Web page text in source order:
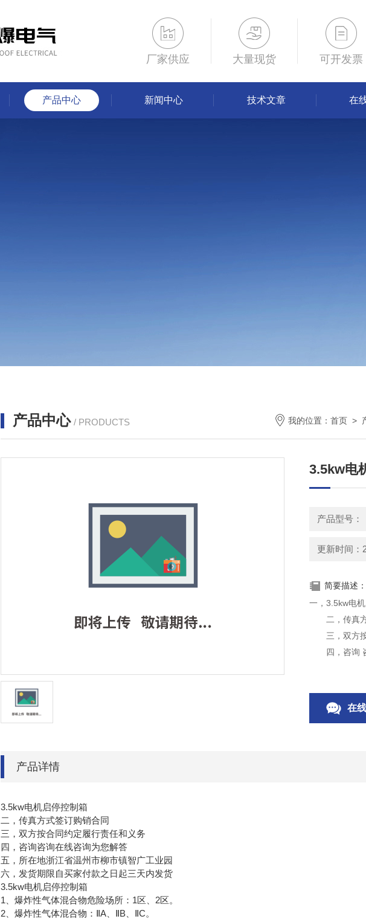
厂家供应 大量现货 可开发票
产品中心 新闻中心 技术文章 在
产品中心 / PRODUCTS 我的位置： 首页 >
3.5kw电
产品型号：
更新时间：
简要描述：
一，3.5kw电
二，传真方
三，双方按
在
产品详情
3.5kw电机启停控制箱
二，传真方式签订购销合同
三，双方按合同约定履行责任和义务
四，咨询咨询在线咨询为您解答
五，所在地浙江省温州市柳市镇智广工业园
六，发货期限自买家付款之日起三天内发货
3.5kw电机启停控制箱
1、爆炸性气体混合物危险场所：1区、2区。
2、爆炸性气体混合物：ⅡA、ⅡB、ⅡC。